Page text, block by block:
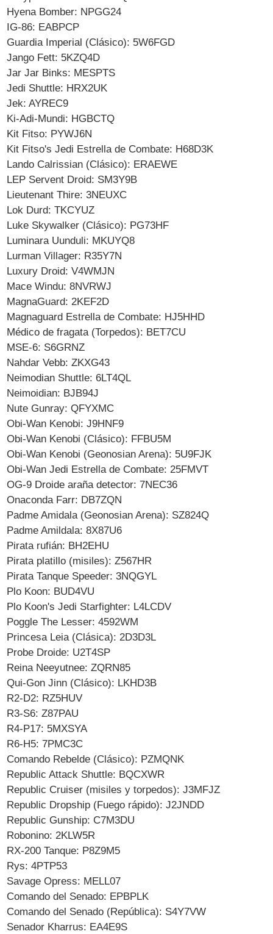
Hyena Bomber: NPGG24
IG-86: EABPCP
Guardia Imperial (Clásico): 5W6FGD
Jango Fett: 5KZQ4D
Jar Jar Binks: MESPTS
Jedi Shuttle: HRX2UK
Jek: AYREC9
Ki-Adi-Mundi: HGBCTQ
Kit Fitso: PYWJ6N
Kit Fitso's Jedi Estrella de Combate: H68D3K
Lando Calrissian (Clásico): ERAEWE
LEP Servent Droid: SM3Y9B
Lieutenant Thire: 3NEUXC
Lok Durd: TKCYUZ
Luke Skywalker (Clásico): PG73HF
Luminara Uunduli: MKUYQ8
Lurman Villager: R35Y7N
Luxury Droid: V4WMJN
Mace Windu: 8NVRWJ
MagnaGuard: 2KEF2D
Magnaguard Estrella de Combate: HJ5HHD
Médico de fragata (Torpedos): BET7CU
MSE-6: S6GRNZ
Nahdar Vebb: ZKXG43
Neimodian Shuttle: 6LT4QL
Neimoidian: BJB94J
Nute Gunray: QFYXMC
Obi-Wan Kenobi: J9HNF9
Obi-Wan Kenobi (Clásico): FFBU5M
Obi-Wan Kenobi (Geonosian Arena): 5U9FJK
Obi-Wan Jedi Estrella de Combate: 25FMVT
OG-9 Droide araña detector: 7NEC36
Onaconda Farr: DB7ZQN
Padme Amidala (Geonosian Arena): SZ824Q
Padme Amildala: 8X87U6
Pirata rufián: BH2EHU
Pirata platillo (misiles): Z567HR
Pirata Tanque Speeder: 3NQGYL
Plo Koon: BUD4VU
Plo Koon's Jedi Starfighter: L4LCDV
Poggle The Lesser: 4592WM
Princesa Leia (Clásica): 2D3D3L
Probe Droide: U2T4SP
Reina Neeyutnee: ZQRN85
Qui-Gon Jinn (Clásico): LKHD3B
R2-D2: RZ5HUV
R3-S6: Z87PAU
R4-P17: 5MXSYA
R6-H5: 7PMC3C
Comando Rebelde (Clásico): PZMQNK
Republic Attack Shuttle: BQCXWR
Republic Cruiser (misiles y torpedos): J3MFJZ
Republic Dropship (Fuego rápido): J2JNDD
Republic Gunship: C7M3DU
Robonino: 2KLW5R
RX-200 Tanque: P8Z9M5
Rys: 4PTP53
Savage Opress: MELL07
Comando del Senado: EPBPLK
Comando del Senado (República): S4Y7VW
Senador Kharrus: EA4E9S